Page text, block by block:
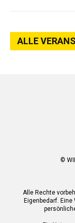
ALLE
©
Alle Rechte
Eigenbedarf.